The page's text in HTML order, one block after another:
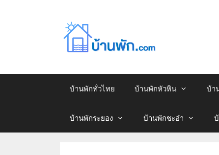
บ้านพักทั่วไทย บ้านพักหัวหิน บ้า
บ้านพักระยอง บ้านพักชะอำ